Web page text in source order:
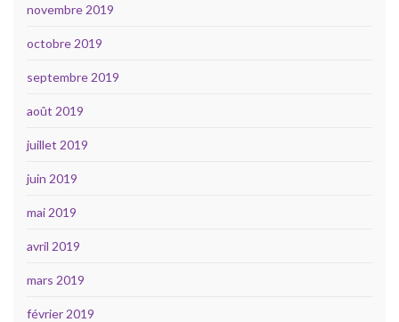
novembre 2019
octobre 2019
septembre 2019
août 2019
juillet 2019
juin 2019
mai 2019
avril 2019
mars 2019
février 2019